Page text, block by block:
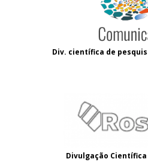
Div. científica de
Divulgação